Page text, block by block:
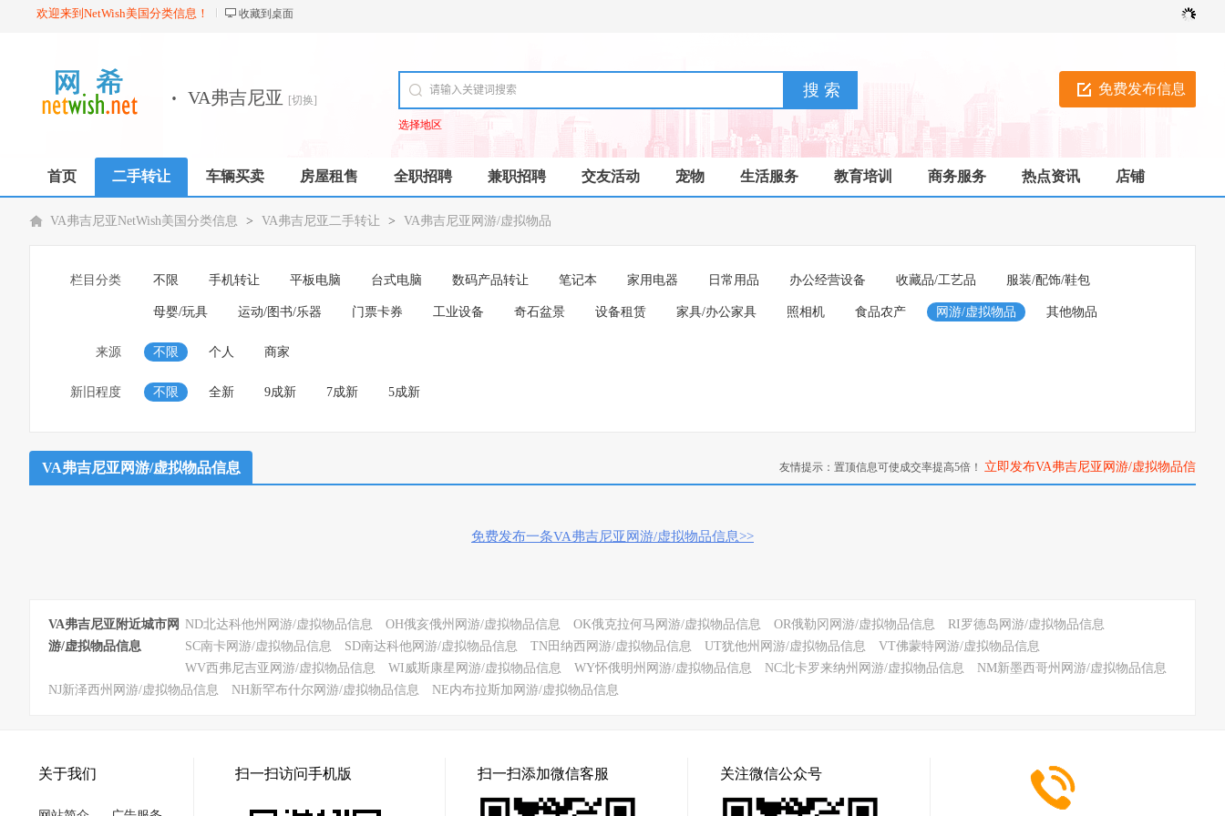
欢迎来到NetWish美国分类信息！ 收藏到桌面
免费发布信息
· VA弗吉尼亚
[切换]
选择地区
首页 二手转让 车辆买卖 房屋租售 全职招聘 兼职招聘 交友活动 宠物 生活服务 教育培训 商务服务 热点资讯 店铺
VA弗吉尼亚NetWish美国分类信息 > VA弗吉尼亚二手转让 > VA弗吉尼亚网游/虚拟物品
栏目分类 不限 手机转让 平板电脑 台式电脑 数码产品转让 笔记本 家用电器 日常用品 办公经营设备 收藏品/工艺品 服装/配饰/鞋包
母婴/玩具 运动/图书/乐器 门票卡券 工业设备 奇石盆景 设备租赁 家具/办公家具 照相机 食品农产 网游/虚拟物品 其他物品
来源 不限 个人 商家
新旧程度 不限 全新 9成新 7成新 5成新
VA弗吉尼亚网游/虚拟物品信息 友情提示：置顶信息可使成交率提高5倍！ 立即发布VA弗吉尼亚网游/虚拟物品信
免费发布一条VA弗吉尼亚网游/虚拟物品信息>>
VA弗吉尼亚附近城市网
游/虚拟物品信息
ND北达科他州网游/虚拟物品信息 OH俄亥俄州网游/虚拟物品信息 OK俄克拉何马网游/虚拟物品信息 OR俄勒冈网游/虚拟物品信息
RI罗德岛网游/虚拟物品信息
SC南卡网游/虚拟物品信息
SD南达科他网游/虚拟物品信息 TN田纳西网游/虚拟物品信息 UT犹他州网游/虚拟物品信息
VT佛蒙特网游/虚拟物品信息
WV西弗尼吉亚网游/虚拟物品信息
WI威斯康星网游/虚拟物品信息 WY怀俄明州网游/虚拟物品信息 NC北卡罗来纳州网游/虚拟物品信息
NM新墨西哥州网游/虚拟物品信息
NJ新泽西州网游/虚拟物品信息
NH新罕布什尔网游/虚拟物品信息 NE内布拉斯加网游/虚拟物品信息
关于我们 扫一扫访问手机版 扫一扫添加微信客服 关注微信公众号